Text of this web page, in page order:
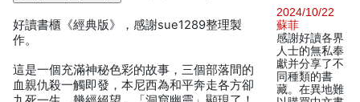
好讀書櫃《經典版》，感謝sue1289整理製
作。
這是一個充滿神秘色彩的故事，三個部落間的
血親仇殺一觸即發，本尼西為和平奔走各方卻
2024/10/22
蘇菲
感謝好讀各界
人士的無私奉
獻并分享了不
同種類的書
藏。在異地難